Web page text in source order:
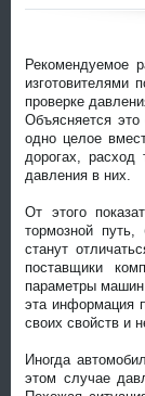
Рекомендуемое
изготовителями
проверке
Объясняется
одно целое
дорогах, расход
давления в них.
От этого
тормозной путь,
станут
поставщики
параметры машин
эта информация
своих свойств и
Иногда
этом случае